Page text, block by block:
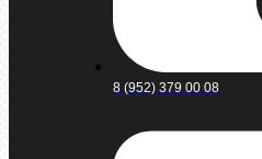
8 (952) 379 00 08